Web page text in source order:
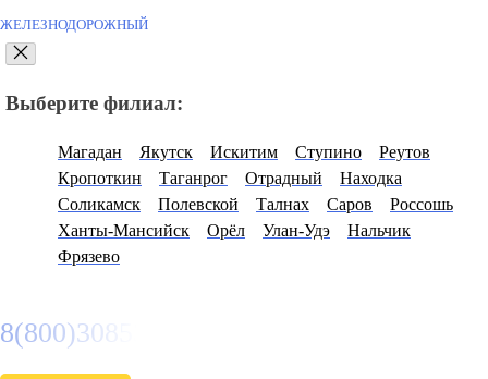
ЖЕЛЕЗНОДОРОЖНЫЙ
Выберите филиал:
Магадан Якутск Искитим Ступино
Реутов
Кропоткин
Таганрог Отрадный
Находка
Соликамск
Полевской Талнах Саров
Россошь
Ханты-Мансийск
Орёл Улан-Удэ
Нальчик
Фрязево
8(800)3085303